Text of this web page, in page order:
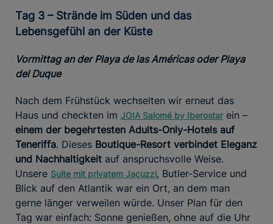
Tag 3 – Strände im Süden und das
Lebensgefühl an der Küste
Vormittag an der Playa de las Américas oder Playa
del Duque
Nach dem Frühstück wechselten wir erneut das
Haus und checkten im JOIA Salomé by Iberostarein –
einem der begehrtesten Adults-Only-Hotels auf
Teneriffa. Dieses Boutique-Resort verbindet Eleganz
und Nachhaltigkeit auf anspruchsvolle Weise.
Unsere Suite mit privatem Jacuzzi, Butler-Service und
Blick auf den Atlantik war ein Ort, an dem man
gerne länger verweilen würde. Unser Plan für den
Tag war einfach: Sonne genießen, ohne auf die Uhr